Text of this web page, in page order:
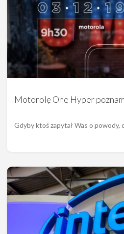
Motorolę One Hyper
Gdyby ktoś zapytał Was o